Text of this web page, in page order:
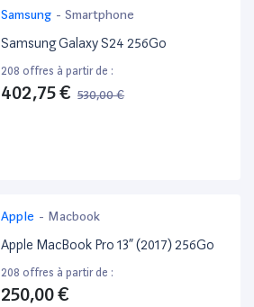
Samsung - Smartphone
Samsung Galaxy S24 256Go
208 offres à partir de :
402,75 € 530,00 €
Apple - Macbook
Apple MacBook Pro 13” (2017) 256Go
208 offres à partir de :
250,00 €